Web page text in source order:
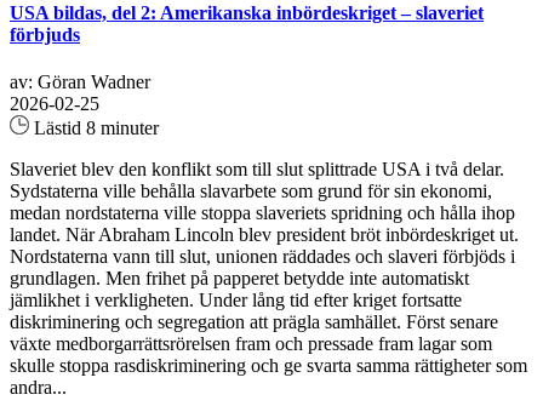
USA bildas, del 2: Amerikanska inbördeskriget – slaveriet
förbjuds
av: Göran Wadner
2026-02-25
Lästid 8 minuter
Slaveriet blev den konflikt som till slut splittrade USA i två delar.
Sydstaterna ville behålla slavarbete som grund för sin ekonomi,
medan nordstaterna ville stoppa slaveriets spridning och hålla ihop
landet. När Abraham Lincoln blev president bröt inbördeskriget ut.
Nordstaterna vann till slut, unionen räddades och slaveri förbjöds i
grundlagen. Men frihet på papperet betydde inte automatiskt
jämlikhet i verkligheten. Under lång tid efter kriget fortsatte
diskriminering och segregation att prägla samhället. Först senare
växte medborgarrättsrörelsen fram och pressade fram lagar som
skulle stoppa rasdiskriminering och ge svarta samma rättigheter som
andra...